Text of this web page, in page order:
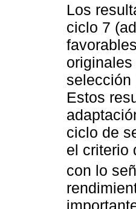
Los
ciclo 7
selección
Estos
ciclo de
el criterio
con lo